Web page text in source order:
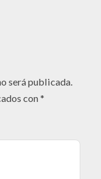
será publicada.
con*